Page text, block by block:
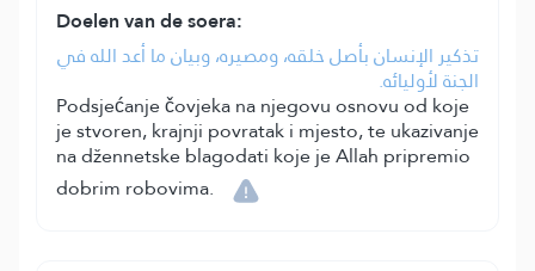
Doelen van de soera:
تذكير الإنسان بأصل خلقه، ومصيره، وبيان ما أعد الله في
الجنة لأوليائه.
Podsjećanje čovjeka na njegovu osnovu od koje
je stvoren, krajnji povratak i mjesto, te ukazivanje
na džennetske blagodati koje je Allah pripremio
dobrim robovima.